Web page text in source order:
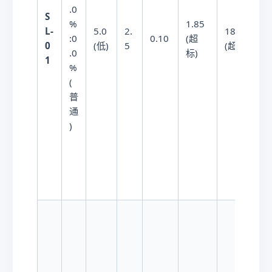
S
L-
0
1
.0
%
:0
.0
%
(
普
通
)
5.0
(低)
2.
5
0.10
1.85
(超
标)
18.5
(超限)